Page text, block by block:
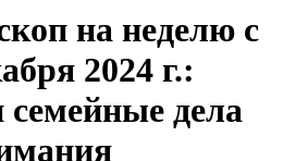
на неделю с
2024 г.:
дела